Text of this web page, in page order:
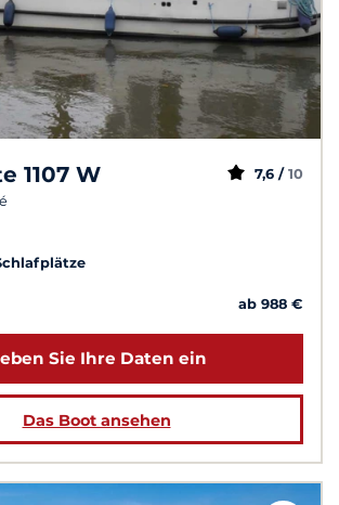
1107 W 7,6 / 10
ab 988 €
Sie Ihre Daten ein
Das Boot ansehen